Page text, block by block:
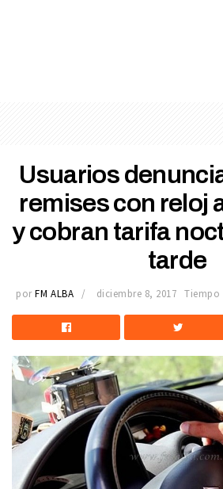
Usuarios
remises con reloj
y cobran tarifa
tarde
por FM ALBA diciembre 8, 2017 Tiempo